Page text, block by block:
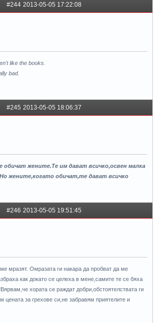
#244 2013-05-05 17:22:08
like the books.
bad.
#245 2013-05-05 18:06:37
обичат жените.Те им дават всичко,освен малка
жените,когато обичат,те дават всичко
#246 2013-05-05 19:51:45
мразят. Омразата ги накара да пробват да ме
как докато се целеха в мене,самите те се бяха
хората се раждат добри,обстоятелствата ги
цената за грехове си,не забравям приятелите и